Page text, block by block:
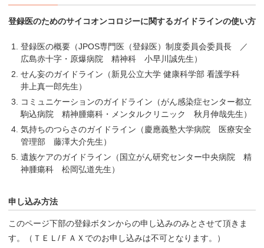
登録医のためのサイコオンコロジーに関するガイドラインの使い方
登録医の概要（JPOS専門医（登録医）制度委員会委員長 ／
広島赤十字・原爆病院 精神科 小早川誠先生）
せん妄のガイドライン（新見公立大学 健康科学部 看護学科
井上真一郎先生）
コミュニケーションのガイドライン（がん感染症センター都立
駒込病院 精神腫瘍科・メンタルクリニック 秋月伸哉先生）
気持ちのつらさのガイドライン（慶應義塾大学病院 医療安全
管理部 藤澤大介先生）
遺族ケアのガイドライン（国立がん研究センター中央病院 精
神腫瘍科 松岡弘道先生）
申し込み方法
このページ下部の登録ボタンからの申し込みのみとさせて頂きま
す。（ＴＥＬ/ＦＡＸでのお申し込みは不可となります。）